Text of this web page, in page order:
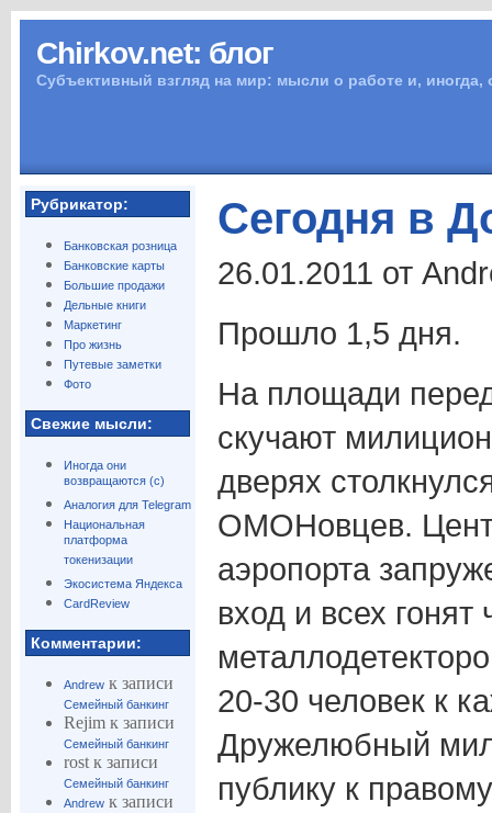
Chirkov.net: блог
Субъективный взгляд на мир: мысли о работе и,
Рубрикатор:
Банковская розница
Банковские карты
Большие продажи
Дельные книги
Маркетинг
Про жизнь
Путевые заметки
Фото
Свежие мысли:
Иногда они
возвращаются (с)
Аналогия для Telegram
Национальная
платформа
токенизации
Экосистема Яндекса
CardReview
Комментарии:
Andrewк записи
Семейный банкинг
Rejimк записи
Семейный банкинг
rostк записи
Семейный банкинг
Andrewк записи
Сегодня в
26.01.2011 от
Прошло 1,5 дня.
На площади
скучают
дверях
ОМОНовцев.
аэропорта
вход и всех гонят
20-30 человек к
Дружелюбный
публику к